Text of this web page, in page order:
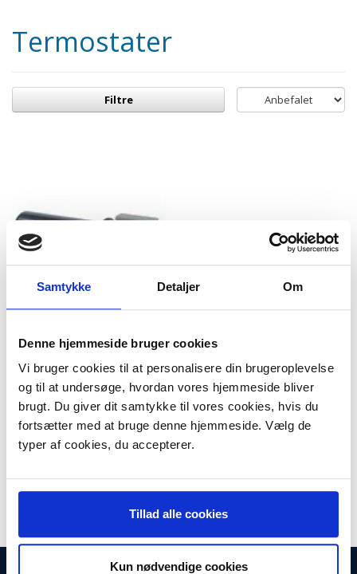
Samtykke Detaljer Om
Denne hjemmeside bruger cookies
Vi bruger cookies til at personalisere din brugeroplevelse
og til at undersøge, hvordan vores hjemmeside bliver
brugt. Du giver dit samtykke til vores cookies, hvis du
fortsætter med at bruge denne hjemmeside. Vælg de
typer af cookies, du accepterer.
Tillad alle cookies
Kun nødvendige cookies
Termostater
Filtre
NTC-føler til AEG
vaskemaskine
144,95 DKKm/Moms
Plus leveringsomkostninger.
39,00 til pakkehops. Fri fragt til
pakkeshop ved køb over 599,-
På lager